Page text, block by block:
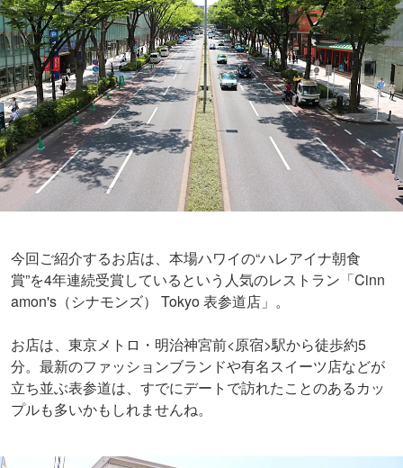
今回ご紹介するお店は、本場ハワイの“ハレアイナ朝食
賞”を4年連続受賞しているという人気のレストラン「Cinn
amon's（シナモンズ） Tokyo 表参道店」。
お店は、東京メトロ・明治神宮前<原宿>駅から徒歩約5
分。最新のファッションブランドや有名スイーツ店などが
立ち並ぶ表参道は、すでにデートで訪れたことのあるカッ
プルも多いかもしれませんね。